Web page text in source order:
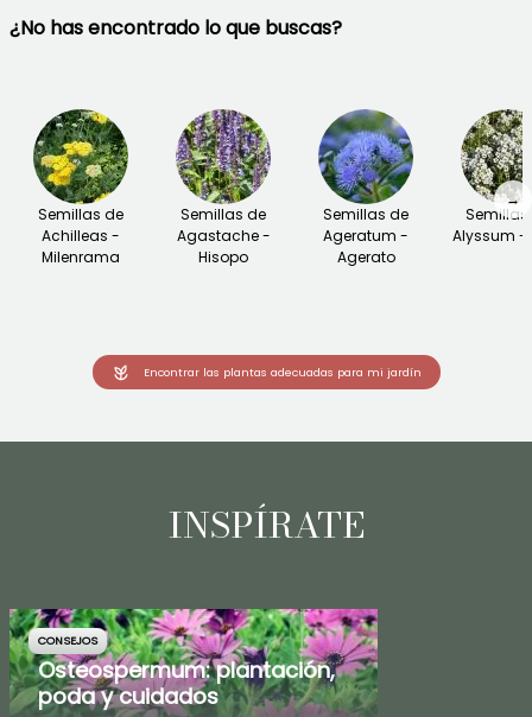
¿No has encontrado lo que buscas?
Semillas de
Achilleas -
Milenrama
Semillas de
Agastache -
Hisopo
Semillas de
Ageratum -
Agerato
Semillas
Alyssum -
→
Encontrar las plantas adecuadas para mi jardín
INSPÍRATE
CONSEJOS
Osteospermum: plantación,
poda y cuidados